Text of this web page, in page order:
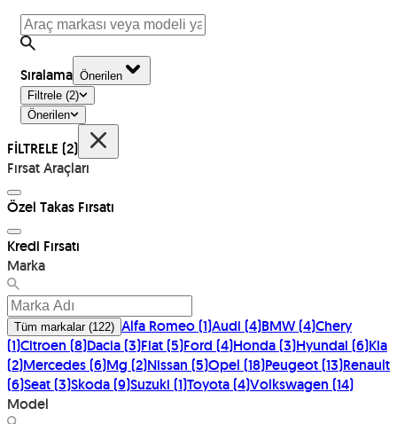
Sıralama Önerilen
Filtrele (2)
Önerilen
FİLTRELE (2)
Fırsat Araçları
Özel Takas Fırsatı
Kredi Fırsatı
Marka
Tüm markalar(122) Alfa Romeo(1)Audi (4)BMW(4)Chery
(1)Citroen (8)Dacia(3)Fiat(5)Ford (4)Honda(3)Hyundai (6)Kia
(2)Mercedes(6)Mg (2)Nissan (5)Opel (18)Peugeot(13)Renault
(6)Seat(3)Skoda(9)Suzuki (1)Toyota(4)Volkswagen (14)
Model